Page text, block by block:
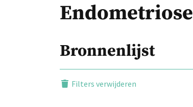
Endometriose
Bronnenlijst
Filters verwijderen